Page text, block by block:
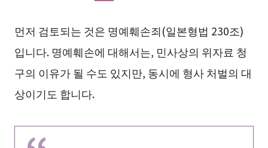
먼저 검토되는 것은 명예훼손죄(일본형법 230조)
입니다. 명예훼손에 대해서는, 민사상의 위자료 청
구의 이유가 될 수도 있지만, 동시에 형사 처벌의 대
상이기도 합니다.